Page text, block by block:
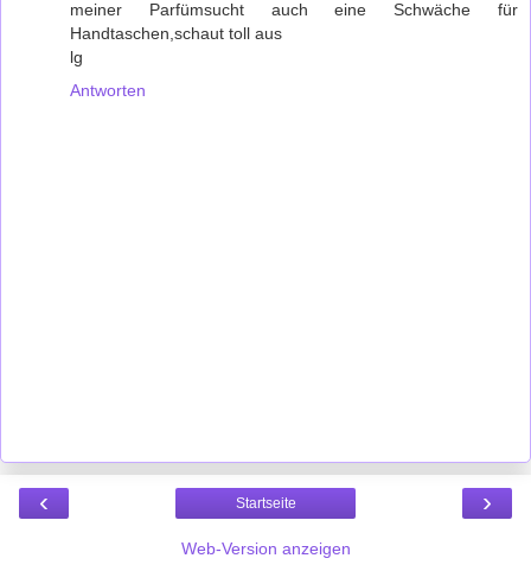
meiner Parfümsucht auch eine Schwäche für
Handtaschen,schaut toll aus
lg
Antworten
‹ ›
Startseite
Web-Version anzeigen